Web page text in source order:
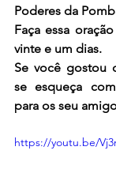
Poderes da
Faça essa
vinte e um dias.
Se você gostou
se esqueça
para os seu
https://youtu.be/